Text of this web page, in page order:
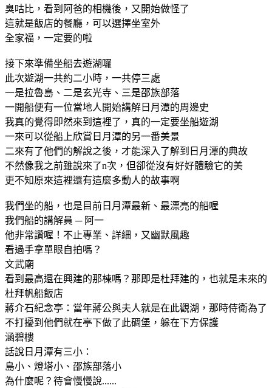
臭咕比，看到阿爸的相機後，又開始做怪了
這就是飯店的餐廳，可以選擇坐室外
全家福，一定要的啦
接下來準備坐船去遊湖囉
此次遊湖一共約二小時，一共停三處
一是拉魯島、二是玄光寺、三是邵族部落
一開船便有一位當地人開始講解日月潭的周邊史
我真的覺得即然來到這裡了，真的一定要坐船遊湖
一來可以從船上欣賞日月潭的另一番美景
二來有了他們的解說之後，才能深入了解到日月潭的典故
不然像我之前雖說來了n次，但卻從沒有好好體驗它的美
更不知原來這裡還有這麼多動人的故事啊
我們坐的船，也是目前日月潭最新、最漂亮的船喔
我們船的講解員 ─ 阿一
他非常讚喔！不止專業、詳細，又幽默風趣
看過手拿單眼自拍嗎？
文武廟
看到最高還在興建的那棟嗎？那即是杜拜建的，也就是未來的
杜拜帆船飯店
蔣介石紀念亭：當年蔣公與夫人就是在此觀湖，那時侍衛為了
不打擾到他們就在亭下做了此碉堡，躲在下方保護
涵碧樓
話說日月潭有三小：
島小、燈塔小、邵族部落小
為什麼呢？待會慢慢說......